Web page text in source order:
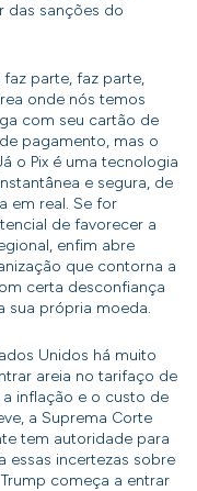
das sanções do
parte, faz parte,
onde nós temos
com seu cartão de
pagamento, mas o
o Pix é uma tecnologia
e segura, de
em real. Se for
de favorecer a
enfim abre
que contorna a
certa desconfiança
sua própria moeda.
Unidos há muito
areia no tarifaço de
inflação e o custo de
a Suprema Corte
tem autoridade para
essas incertezas sobre
começa a entrar